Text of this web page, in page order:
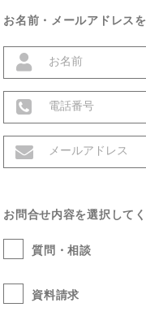
お名前・メールアドレス
お問合せ内容を選択してく
質問・相談
資料請求